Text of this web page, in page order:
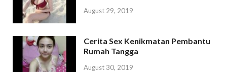
August 29, 2019
Cerita Sex Kenikmatan Pembantu
Rumah Tangga
August 30, 2019